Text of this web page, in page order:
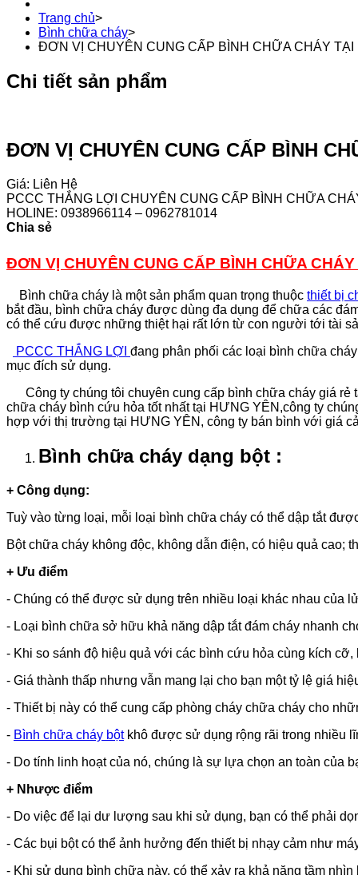
Trang chủ>
Bình chữa cháy>
ĐƠN VỊ CHUYÊN CUNG CẤP BÌNH CHỮA CHÁY
Chi tiết sản phẩm
ĐƠN VỊ CHUYÊN CUNG CẤP BÌNH
Giá: Liên Hệ
PCCC THẮNG LỢI CHUYÊN CUNG CẤP BÌNH CHỮA
HOLINE: 0938966114 – 0962781014
Chia sẻ
ĐƠN VỊ CHUYÊN CUNG CẤP BÌNH CHỮA
Bình chữa cháy là một sản phẩm quan trọng thuộc thiết bị
bắt đầu, bình chữa cháy được dùng đa dụng để chữa các
có thể cứu được những thiệt hại rất lớn từ con người tới tài
PCCC THẮNG LỢI đang phân phối các loại bình chữa
mục đích sử dụng.
Công ty chúng tôi chuyên cung cấp bình chữa cháy giá rẻ
chữa cháy bình cứu hỏa tốt nhất tại HƯNG YÊN,công ty
hợp với thị trường tại HƯNG YÊN, công ty bán bình với giá
Bình chữa cháy dạng bột :
+ Công dụng:
Tuỳ vào từng loại, mỗi loại bình chữa cháy có thể dập tắt
Bột chữa cháy không độc, không dẫn điện, có hiệu quả cao;
+ Ưu điểm
- Chúng có thể được sử dụng trên nhiều loại khác nhau của
- Loại bình chữa sở hữu khả năng dập tắt đám cháy nhanh
- Khi so sánh độ hiệu quả với các bình cứu hỏa cùng kích
- Giá thành thấp nhưng vẫn mang lại cho bạn một tỷ lệ giá
- Thiết bị này có thể cung cấp phòng cháy chữa cháy cho
- Bình chữa cháy bộtkhô được sử dụng rộng rãi trong nhiều
- Do tính linh hoạt của nó, chúng là sự lựa chọn an toàn của
+ Nhược điểm
- Do việc để lại dư lượng sau khi sử dụng, bạn có thể phải
- Các bụi bột có thể ảnh hưởng đến thiết bị nhạy cảm như
- Khi sử dụng bình chữa này, có thể xảy ra khả năng tầm